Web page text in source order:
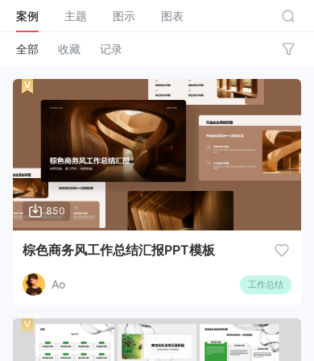
案例 主题 图示 图表
全部 收藏 记录
850
棕色商务风工作总结汇报PPT模板
Ao 工作总结